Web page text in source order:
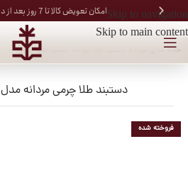
Skip to navigation
Skip to main content
امکان تعویض کالا تا 7 روز بعد از دریافت محصول
خانه/طلای مردانه دستبندهای چرمی
فروخته شده
دستبند طلا چرمی مردانه مدل L با چرم مشکی